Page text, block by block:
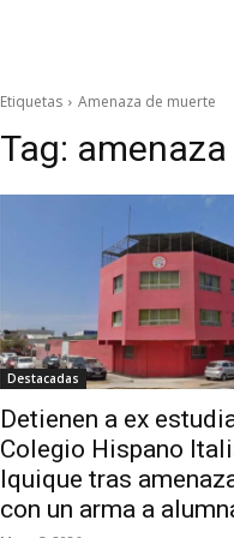
Etiquetas Amenaza de muerte
Tag:
Destacadas
Detienen a ex
Colegio Hispano
Iquique tras
con un arma a